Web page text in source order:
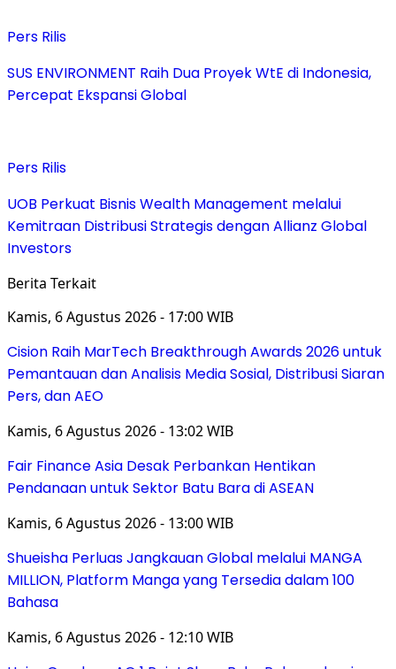
Pers Rilis
SUS ENVIRONMENT Raih Dua Proyek WtE di Indonesia,
Percepat Ekspansi Global
Pers Rilis
UOB Perkuat Bisnis Wealth Management melalui
Kemitraan Distribusi Strategis dengan Allianz Global
Investors
Berita Terkait
Kamis, 6 Agustus 2026 - 17:00 WIB
Cision Raih MarTech Breakthrough Awards 2026 untuk
Pemantauan dan Analisis Media Sosial, Distribusi Siaran
Pers, dan AEO
Kamis, 6 Agustus 2026 - 13:02 WIB
Fair Finance Asia Desak Perbankan Hentikan
Pendanaan untuk Sektor Batu Bara di ASEAN
Kamis, 6 Agustus 2026 - 13:00 WIB
Shueisha Perluas Jangkauan Global melalui MANGA
MILLION, Platform Manga yang Tersedia dalam 100
Bahasa
Kamis, 6 Agustus 2026 - 12:10 WIB